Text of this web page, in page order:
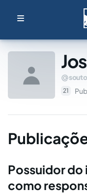
21
Possuidor
como